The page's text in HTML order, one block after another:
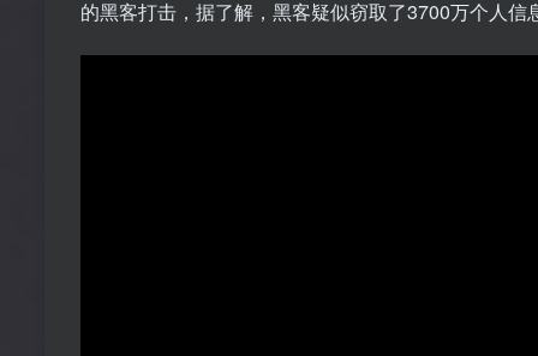
的黑客打击，据了解，黑客疑似窃取了3700万个人